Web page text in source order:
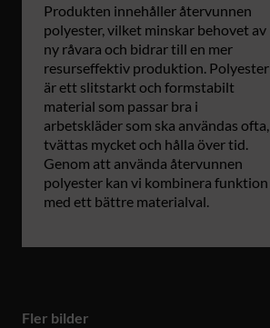
Produkten innehåller återvunnen
polyester, vilket minskar behovet av
ny råvara och bidrar till en mer
resurseffektiv produktion. Polyester
är ett slitstarkt och formstabilt
material som passar bra i
arbetskläder som ska användas ofta,
tvättas mycket och hålla över tid.
Genom att använda återvunnen
polyester kan vi kombinera funktion
med ett bättre materialval.
Fler bilder